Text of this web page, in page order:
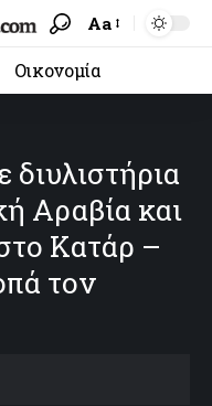
Aa
Οικονομία
διυλιστήρια
Αραβία και
Κατάρ –
τον